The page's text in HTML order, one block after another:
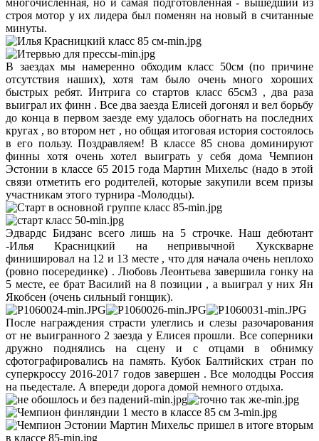
многочисленная, но и самая подготовленная - вышедший из
строя мотор у их лидера был поменян на новый в считанные
минуты.
В заездах мы намеренно обходим класс 50см (по причине
отсутствия наших), хотя там было очень много хороших
быстрых ребят. Интрига со стартов класс 65см3 , два раза
выиграл их финн . Все два заезда Елисей догонял и вел борьбу
до конца в первом заезде ему удалось обогнать на последних
кругах , во втором нет , но общая итоговая история состоялось
в его пользу. Поздравляем! В классе 85 снова доминируют
финны хотя очень хотел выиграть у себя дома Чемпион
Эстонии в классе 65 2015 года Мартин Михельс (надо в этой
связи отметить его родителей, которые закупили всем призы
участникам этого турнира -Молодцы).
Эдвардс Бидзанс всего лишь на 5 строчке. Наш дебютант
-Илья Красницкий на непривычной Хукскварне
финишировал на 12 и 13 месте , что для начала очень неплохо
(ровно посерединке) . Любовь Леонтьева завершила гонку на
5 месте, ее брат Василий на 8 позиции , а выиграл у них Ян
Якобсен (очень сильный гонщик).
После награждения страсти улеглись и слезы разочарования
от не выигранного 2 заезда у Елисея прошли. Все соперники
дружно поднялись на сцену и с отцами в обнимку
сфотографировались на память. Кубок Балтийских стран по
суперкроссу 2016-2017 годов завершен . Все молодцы Россия
на пьедестале. А впереди дорога домой немного отдыха.